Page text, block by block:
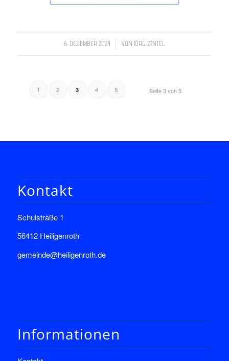
6. DEZEMBER 2024
/ VON JÖRG ZINTEL
Seite 3 von 5
1 2 3 4 5
Kontakt
Schulstraße 1
56412 Heiligenroth
gemeinde@heiligenroth.de
Informationen